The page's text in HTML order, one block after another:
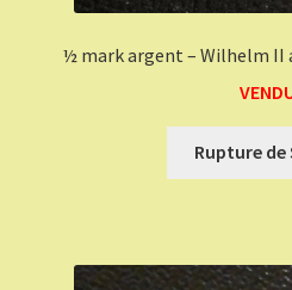
½ mark argent – Wilhelm
Rupture